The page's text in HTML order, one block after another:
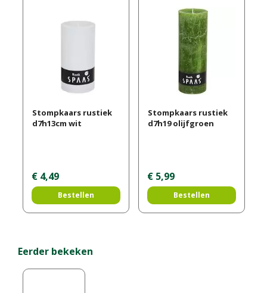
Stompkaars rustiek
d7h13cm wit
€ 4,49
Bestellen
Stompkaars rustiek
d7h19 olijfgroen
€ 5,99
Bestellen
Eerder bekeken